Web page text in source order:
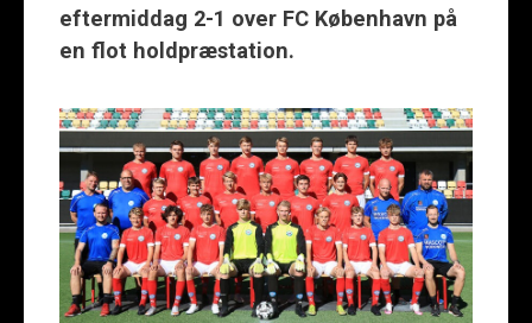
eftermiddag 2-1 over FC København på
en flot holdpræstation.